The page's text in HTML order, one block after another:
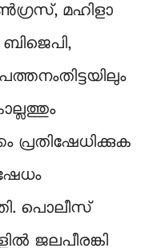
മഹിളാ
പ്രതിഷേധിക്കുക
പൊലീസ്
ജലപീരങ്കി